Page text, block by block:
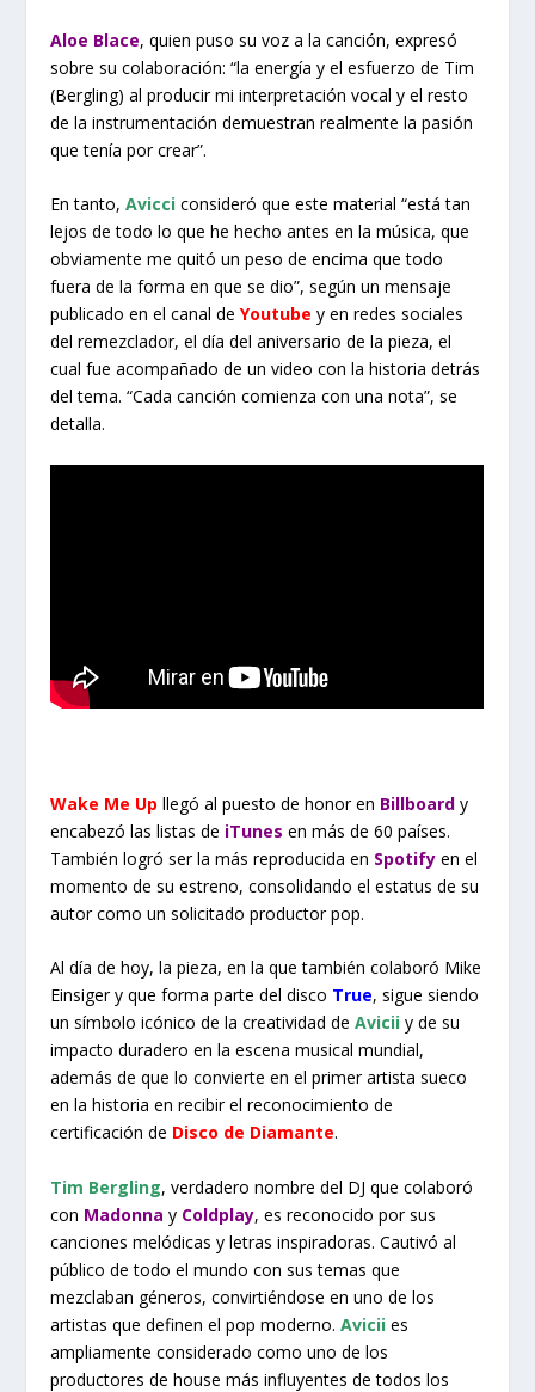
Aloe Blace, quien puso su voz a la canción, expresó
sobre su colaboración: “la energía y el esfuerzo de Tim
(Bergling) al producir mi interpretación vocal y el resto
de la instrumentación demuestran realmente la pasión
que tenía por crear”.
En tanto,Avicci consideró que este material “está tan
lejos de todo lo que he hecho antes en la música, que
obviamente me quitó un peso de encima que todo
fuera de la forma en que se dio”, según un mensaje
publicado en el canal deYoutube y en redes sociales
del remezclador, el día del aniversario de la pieza, el
cual fue acompañado de un video con la historia detrás
del tema. “Cada canción comienza con una nota”, se
detalla.
Wake Me Up llegó al puesto de honor en Billboard y
encabezó las listas de iTunes en más de 60 países.
También logró ser la más reproducida en Spotify en el
momento de su estreno, consolidando el estatus de su
autor como un solicitado productor pop.
Al día de hoy, la pieza, en la que también colaboró Mike
Einsiger y que forma parte del disco True, sigue siendo
un símbolo icónico de la creatividad deAvicii y de su
impacto duradero en la escena musical mundial,
además de que lo convierte en el primer artista sueco
en la historia en recibir el reconocimiento de
certificación de Disco de Diamante.
Tim Bergling, verdadero nombre del DJ que colaboró
con Madonna y Coldplay, es reconocido por sus
canciones melódicas y letras inspiradoras. Cautivó al
público de todo el mundo con sus temas que
mezclaban géneros, convirtiéndose en uno de los
artistas que definen el pop moderno. Avicii es
ampliamente considerado como uno de los
productores de house más influyentes de todos los